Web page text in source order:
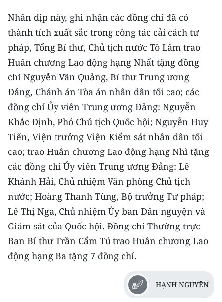
Nhân dịp này, ghi nhận các đồng chí đã có
thành tích xuất sắc trong công tác cải cách tư
pháp, Tổng Bí thư, Chủ tịch nước Tô Lâm trao
Huân chương Lao động hạng Nhất tặng đồng
chí Nguyễn Văn Quảng, Bí thư Trung ương
Đảng, Chánh án Tòa án nhân dân tối cao; các
đồng chí Ủy viên Trung ương Đảng: Nguyễn
Khắc Định, Phó Chủ tịch Quốc hội; Nguyễn Huy
Tiến, Viện trưởng Viện Kiểm sát nhân dân tối
cao; trao Huân chương Lao động hạng Nhì tặng
các đồng chí Ủy viên Trung ương Đảng: Lê
Khánh Hải, Chủ nhiệm Văn phòng Chủ tịch
nước; Hoàng Thanh Tùng, Bộ trưởng Tư pháp;
Lê Thị Nga, Chủ nhiệm Ủy ban Dân nguyện và
Giám sát của Quốc hội. Đồng chí Thường trực
Ban Bí thư Trần Cẩm Tú trao Huân chương Lao
động hạng Ba tặng 7 đồng chí.
HẠNH NGUYÊN